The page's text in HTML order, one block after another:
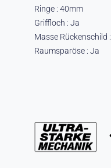
Ringe : 40mm
Griffloch : Ja
Masse Rückenschild
Raumsparöse : Ja